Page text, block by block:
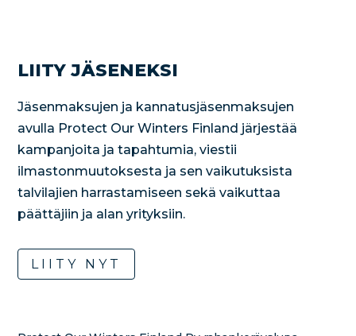
LIITY JÄSENEKSI
Jäsenmaksujen ja kannatusjäsenmaksujen
avulla Protect Our Winters Finland järjestää
kampanjoita ja tapahtumia, viestii
ilmastonmuutoksesta ja sen vaikutuksista
talvilajien harrastamiseen sekä vaikuttaa
päättäjiin ja alan yrityksiin.
LIITY NYT